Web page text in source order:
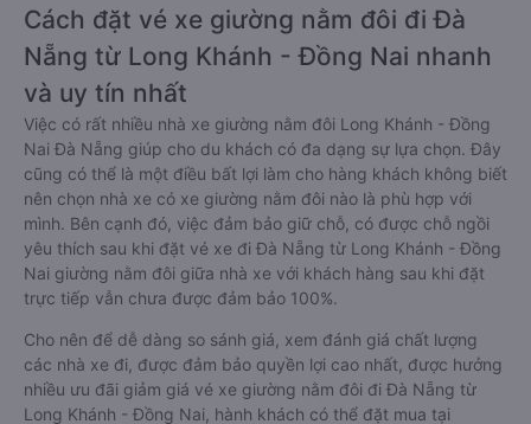
Cách đặt vé xe giường nằm đôi đi Đà
Nẵng từ Long Khánh - Đồng Nai nhanh
và uy tín nhất
Việc có rất nhiều nhà xe giường nằm đôi Long Khánh - Đồng
Nai Đà Nẵng giúp cho du khách có đa dạng sự lựa chọn. Đây
cũng có thể là một điều bất lợi làm cho hàng khách không biết
nên chọn nhà xe có xe giường nằm đôi nào là phù hợp với
mình. Bên cạnh đó, việc đảm bảo giữ chỗ, có được chỗ ngồi
yêu thích sau khi đặt vé xe đi Đà Nẵng từ Long Khánh - Đồng
Nai giường nằm đôi giữa nhà xe với khách hàng sau khi đặt
trực tiếp vẫn chưa được đảm bảo 100%.
Cho nên để dễ dàng so sánh giá, xem đánh giá chất lượng
các nhà xe đi, được đảm bảo quyền lợi cao nhất, được hưởng
nhiều ưu đãi giảm giá vé xe giường nằm đôi đi Đà Nẵng từ
Long Khánh - Đồng Nai, hành khách có thể đặt mua tại